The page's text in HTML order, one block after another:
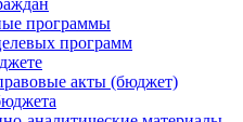
программы
программ
акты (бюджет)